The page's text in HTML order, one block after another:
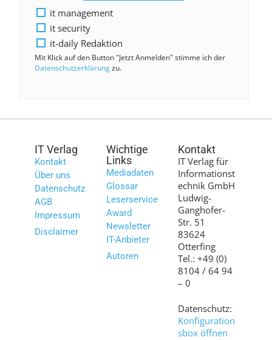
it management
it security
it-daily Redaktion
Mit Klick auf den Button "Jetzt Anmelden" stimme ich der
Datenschutzerklärungzu.
IT Verlag
Kontakt
Über uns
Datenschutz
AGB
Impressum
Disclaimer
Wichtige
Links
Mediadaten
Glossar
Leserservice
Award
Newsletter
IT-Anbieter
Autoren
Kontakt
IT Verlag für
Informationst
echnik GmbH
Ludwig-
Ganghofer-
Str. 51
83624
Otterfing
Tel.: +49 (0)
8104 / 64 94
– 0
Datenschutz:
Konfiguration
sbox öffnen